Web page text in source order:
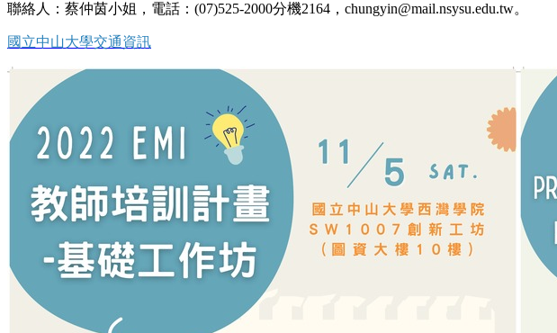
聯絡人：蔡仲茵小姐，電話：(07)525-2000分機2164，chungyin@mail.nsysu.edu.tw。
國立中山大學交通資訊